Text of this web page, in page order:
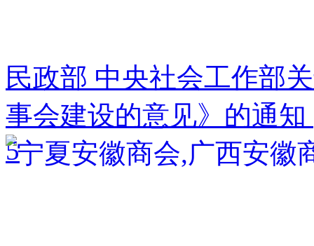
民政部 中央社会工作部
事会建设的意见》的通知
5